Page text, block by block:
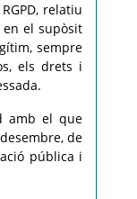
relatiu
el supòsit
sempre
els drets i
amb el que
de
pública i